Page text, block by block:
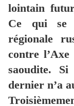
lointain
Ce qui se
régionale
contre
saoudite.
dernier n’a